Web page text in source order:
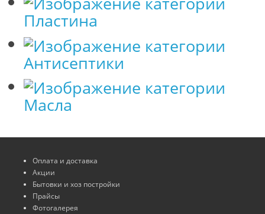
Пластина
Антисептики
Масла
Оплата и доставка
Акции
Бытовки и хоз постройки
Прайсы
Фотогалерея